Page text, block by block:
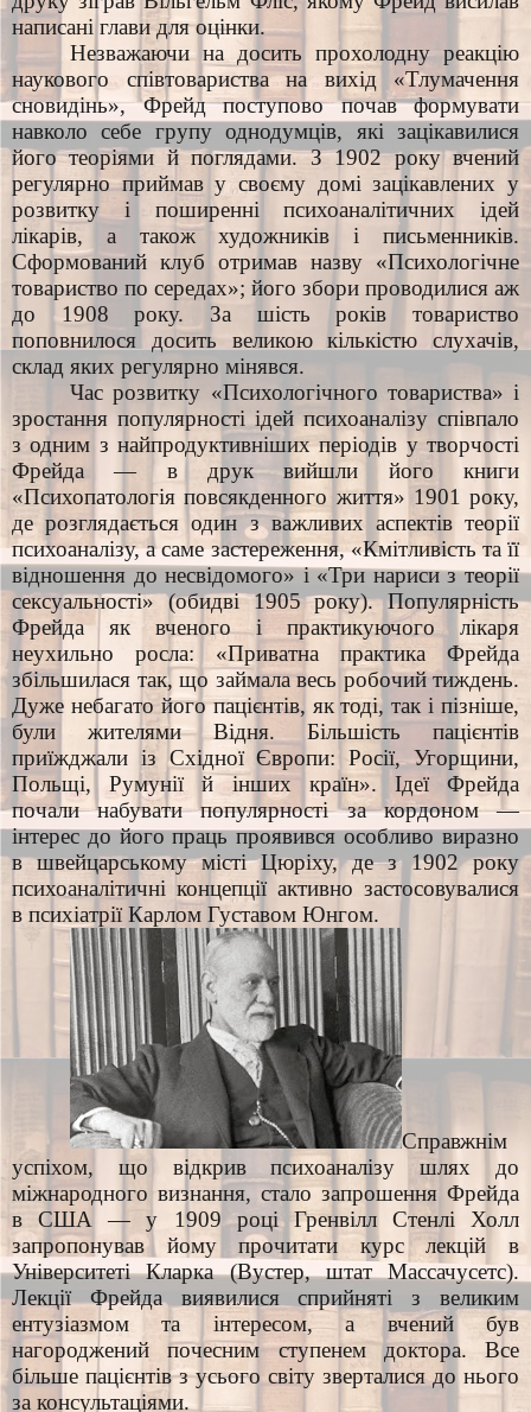
написані глави для оцінки.
Незважаючи на досить прохолодну реакцію
наукового співтовариства на вихід «Тлумачення
сновидінь», Фрейд поступово почав формувати
навколо себе групу однодумців, які зацікавилися
його теоріями й поглядами. З 1902 року вчений
регулярно приймав у своєму домі зацікавлених у
розвитку і поширенні психоаналітичних ідей
лікарів, а також художників і письменників.
Сформований клуб отримав назву «Психологічне
товариство по середах»; його збори проводилися аж
до 1908 року. За шість років товариство
поповнилося досить великою кількістю слухачів,
склад яких регулярно мінявся.
Час розвитку «Психологічного товариства» і
зростання популярності ідей психоаналізу співпало
з одним з найпродуктивніших періодів у творчості
Фрейда — в друк вийшли його книги
«Психопатологія повсякденного життя» 1901 року,
де розглядається один з важливих аспектів теорії
психоаналізу, а саме застереження, «Кмітливість та її
відношення до несвідомого» і «Три нариси з теорії
сексуальності» (обидві 1905 року). Популярність
Фрейда як вченого і практикуючого лікаря
неухильно росла: «Приватна практика Фрейда
збільшилася так, що займала весь робочий тиждень.
Дуже небагато його пацієнтів, як тоді, так і пізніше,
були жителями Відня. Більшість пацієнтів
приїжджали із Східної Європи: Росії, Угорщини,
Польщі, Румунії й інших країн». Ідеї Фрейда
почали набувати популярності за кордоном —
інтерес до його праць проявився особливо виразно
в швейцарському місті Цюріху, де з 1902 року
психоаналітичні концепції активно застосовувалися
в психіатрії Карлом Густавом Юнгом.
Справжнім
успіхом, що відкрив психоаналізу шлях до
міжнародного визнання, стало запрошення Фрейда
в США — у 1909 році Гренвілл Стенлі Холл
запропонував йому прочитати курс лекцій в
Університеті Кларка (Вустер, штат Массачусетс).
Лекції Фрейда виявилися сприйняті з великим
ентузіазмом та інтересом, а вчений був
нагороджений почесним ступенем доктора. Все
більше пацієнтів з усього світу зверталися до нього
за консультаціями.